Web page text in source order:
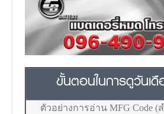
ขั้นตอนในการดูวันเ
ตัวอย่างการอ่าน MFG Code (